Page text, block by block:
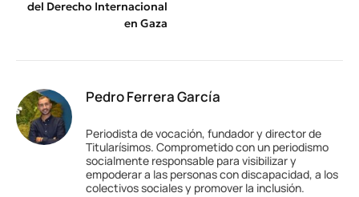
del Derecho Internacional
en Gaza
Pedro Ferrera García
Periodista de vocación, fundador y director de
Titularísimos. Comprometido con un periodismo
socialmente responsable para visibilizar y
empoderar a las personas con discapacidad, a los
colectivos sociales y promover la inclusión.